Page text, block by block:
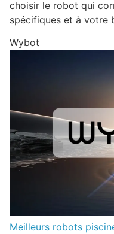
choisir le robot qui
spécifiques et à votre
Wybot
Meilleurs robots